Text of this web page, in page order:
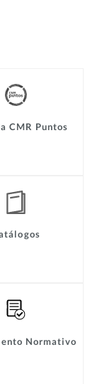
CMR Puntos
Normativo